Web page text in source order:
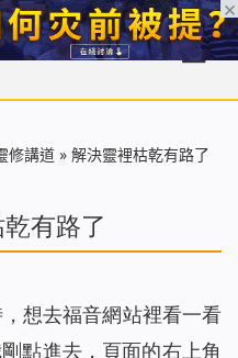
督徒見證 信仰解答 聖經
修講道 » 解決靈裡枯乾有路了
有路了
想去福音網站裡看一看
點進去，頁面的右上角